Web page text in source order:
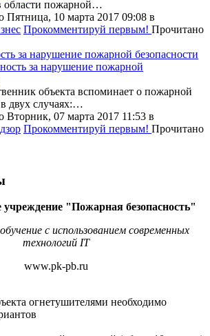
области пожарной…
Пятница, 10 марта 2017 09:08 в
Прокомментируй первым! Прочитано
за нарушение пожарной безопасности
объекта вспоминает о пожарной
двух случаях:…
Вторник, 07 марта 2017 11:53 в
Прокомментируй первым! Прочитано
учреждение "Пожарная безопасность"
с использованием современных
технологий IT
www.pk-pb.ru
огнетушителями необходимо